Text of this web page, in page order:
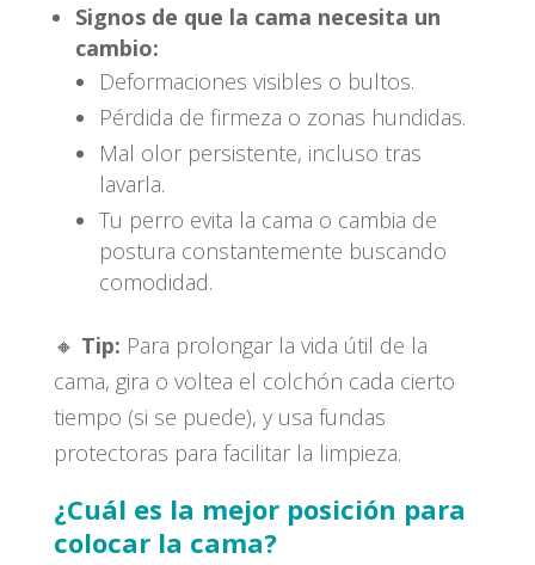
Signos de que la cama necesita un
cambio:
Deformaciones visibles o bultos.
Pérdida de firmeza o zonas hundidas.
Mal olor persistente, incluso tras
lavarla.
Tu perro evita la cama o cambia de
postura constantemente buscando
comodidad.
🔸 Tip: Para prolongar la vida útil de la
cama, gira o voltea el colchón cada cierto
tiempo (si se puede), y usa fundas
protectoras para facilitar la limpieza.
¿Cuál es la mejor posición para
colocar la cama?